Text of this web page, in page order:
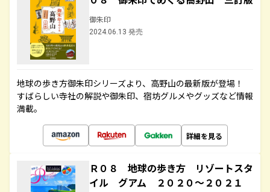
御朱印
2024.06.13 発売
地球の歩き方御朱印シリーズより、高野山の最新版が登場！
すばらしい寺社の解説や御朱印、宿坊グルメやグッズなど情報
満載。
詳細を見る
Ｒ０８ 地球の歩き方 リゾートスタ
イル グアム ２０２０～２０２１